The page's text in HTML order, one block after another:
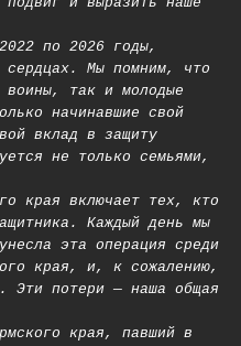
по 2026 годы,
сердцах. Мы помним, что
воины, так и молодые
начинавшие свой
вклад в защиту
не только семьями,
края включает тех, кто
Каждый день мы
эта операция среди
края, и, к сожалению,
Эти потери — наша общая
края, павший в